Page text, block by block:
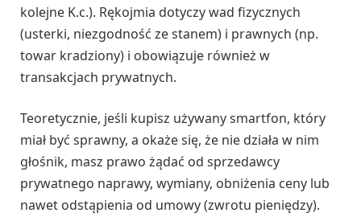
kolejne K.c.). Rękojmia dotyczy wad fizycznych
(usterki, niezgodność ze stanem) i prawnych (np.
towar kradziony) i obowiązuje również w
transakcjach prywatnych.
Teoretycznie, jeśli kupisz używany smartfon, który
miał być sprawny, a okaże się, że nie działa w nim
głośnik, masz prawo żądać od sprzedawcy
prywatnego naprawy, wymiany, obniżenia ceny lub
nawet odstąpienia od umowy (zwrotu pieniędzy).